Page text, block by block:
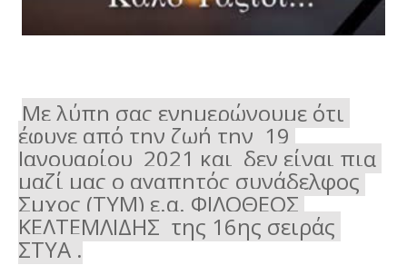
Με λύπη σας ενημερώνουμε ότι
έφυγε από την ζωή την  19
Ιανουαρίου  2021 και  δεν είναι πια
μαζί μας ο αγαπητός συνάδελφος
Σμχος (ΤΥΜ) ε.α. ΦΙΛΟΘΕΟΣ
ΚΕΛΤΕΜΛΙΔΗΣ  της 16ης σειράς
ΣΤΥΑ .